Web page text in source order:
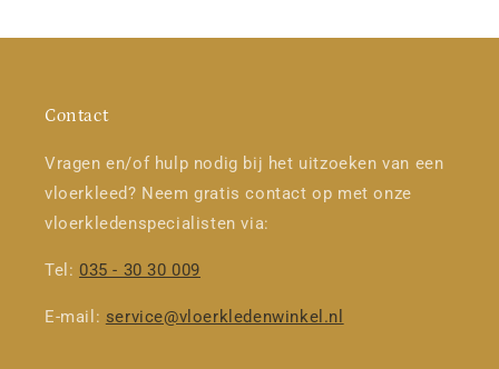
Contact
Vragen en/of hulp nodig bij het uitzoeken van een
vloerkleed? Neem gratis contact op met onze
vloerkledenspecialisten via:
Tel: 035 - 30 30 009
E-mail: service@vloerkledenwinkel.nl